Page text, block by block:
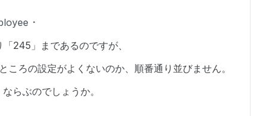
245」まであるのですが、
ころの設定がよくないのか、順番通り並びません。
らぶのでしょうか。